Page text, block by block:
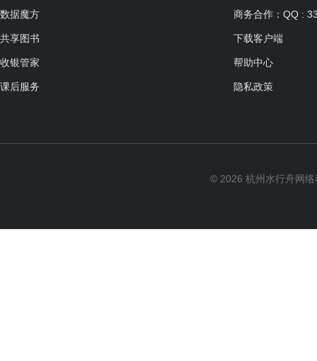
数据魔方
共享图书
收银管家
课后服务
商务合作：QQ :
下载客户端
帮助中心
隐私政策
© 2026 杭州水行舟网